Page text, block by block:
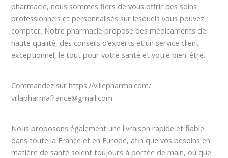
pharmacie, nous sommes fiers de vous offrir des soins
professionnels et personnalisés sur lesquels vous pouvez
compter. Notre pharmacie propose des médicaments de
haute qualité, des conseils d’experts et un service client
exceptionnel, le tout pour votre santé et votre bien-être.
Commandez sur https://villepharma.com/
villapharmafrance@gmail.com
Nous proposons également une livraison rapide et fiable
dans toute la France et en Europe, afin que vos besoins en
matière de santé soient toujours à portée de main, où que